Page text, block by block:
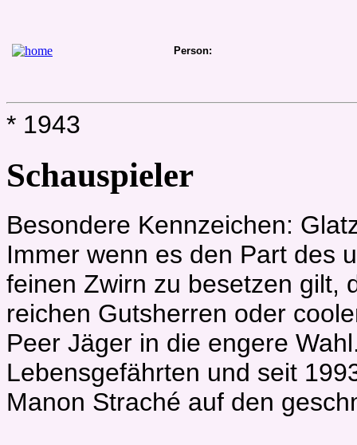
Person:
* 1943
Schauspieler
Besondere Kennzeichen:
Immer wenn es den Part des
feinen Zwirn zu besetzen gilt,
reichen Gutsherren oder
Peer Jäger in die engere
Lebensgefährten und seit
Manon Straché auf den